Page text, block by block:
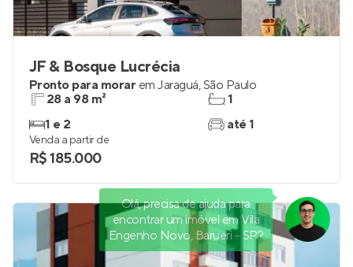
JF & Bosque Lucrécia
Pronto para morar em Jaraguá,São Paulo
28 a 98 m²
1 e 2
1
até 1
Venda a partir de
R$ 185.000
Olá, precisa de ajuda para
encontrar um imóvel em Vila
Engenho Novo, Barueri - SP?